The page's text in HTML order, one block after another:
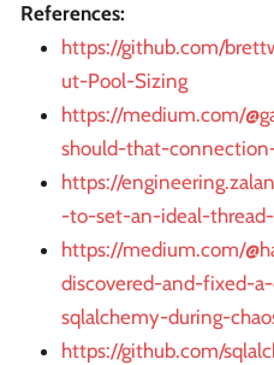
References:
https://github.com/
ut-Pool-Sizing
https://medium.com/
should-that-
https://
-to-set-an-ideal-
https://medium.com/
discovered-and-fixed-
sqlalchemy-during-
https://github.com/